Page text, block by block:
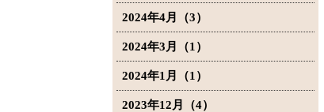
2024年4月（3）
2024年3月（1）
2024年1月（1）
2023年12月（4）